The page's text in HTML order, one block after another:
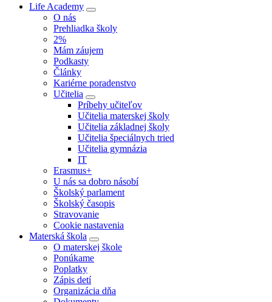
Life Academy
O nás
Prehliadka školy
2%
Mám záujem
Podkasty
Články
Kariérne poradenstvo
Učitelia
Príbehy učiteľov
Učitelia materskej školy
Učitelia základnej školy
Učitelia špeciálnych tried
Učitelia gymnázia
IT
Erasmus+
U nás sa dobro násobí
Školský parlament
Školský časopis
Stravovanie
Cookie nastavenia
Materská škola
O materskej škole
Ponúkame
Poplatky
Zápis detí
Organizácia dňa